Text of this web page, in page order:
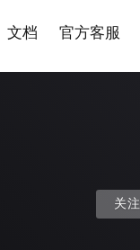
文档 官方客服
关注